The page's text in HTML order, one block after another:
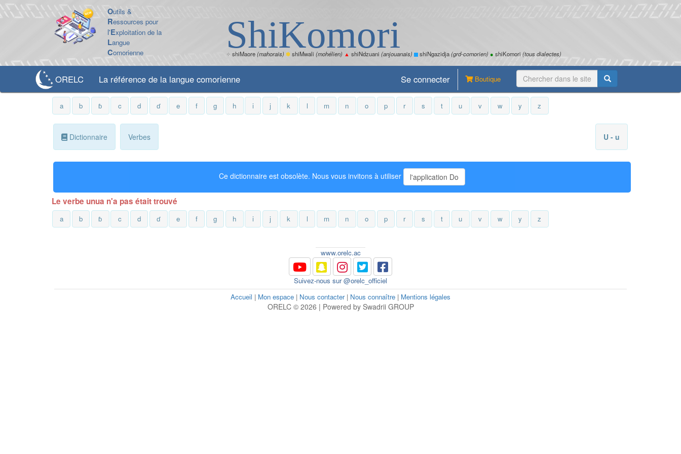
Outils &
Ressources pour
l'Exploitation de la
Langue
Comorienne ShiKomori
✧ shiMaore(mahorais) ✽shiMwali (mohélien) ▲ shiNdzuani (anjouanais) shiNgazidja(grd-comorien) ● shiKomori (tous dialectes)
ORELC La référence de la langue comorienne Boutique
Se connecter
a b ɓ c d ɗ e f g h i j k l m n o p r s t u v w y z
Dictionnaire Verbes U - u
Ce dictionnaire est obsolète. Nous vous invitons à utiliser l'application Do
Le verbe unua n'a pas était trouvé
a b ɓ c d ɗ e f g h i j k l m n o p r s t u v w y z
www.orelc.ac
Suivez-nous sur @orelc_officiel
Accueil | Mon espace | Nous contacter| Nous connaître | Mentions légales
ORELC © 2026 | Powered by Swadrii GROUP